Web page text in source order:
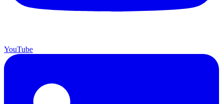
YouTube